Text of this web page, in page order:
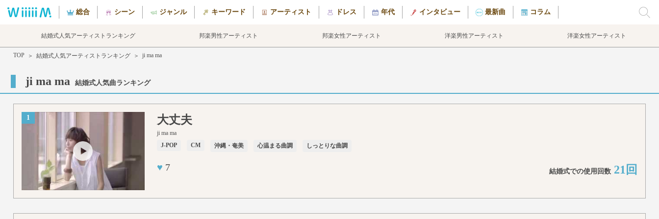
総合 シーン ジャンル キーワード アーティスト ドレス 年代 インタビュー 最新曲 コラム
結婚式人気アーティストランキング 邦楽男性アーティスト 邦楽女性アーティスト 洋楽男性アーティスト 洋楽女性アーティスト
TOP ＞ 結婚式人気アーティストランキング ＞ ji ma ma
ji ma ma 結婚式人気曲ランキング
1 大丈夫
ji ma ma
J-POP
CM 沖縄・奄美 心温まる曲調 しっとりな曲調
♥ 7 結婚式での使用回数 21回